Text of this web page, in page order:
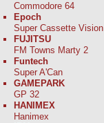
Commodore 64
Epoch
Super Cassette Vision
FUJITSU
FM Towns Marty 2
Funtech
Super A'Can
GAMEPARK
GP 32
HANIMEX
Hanimex